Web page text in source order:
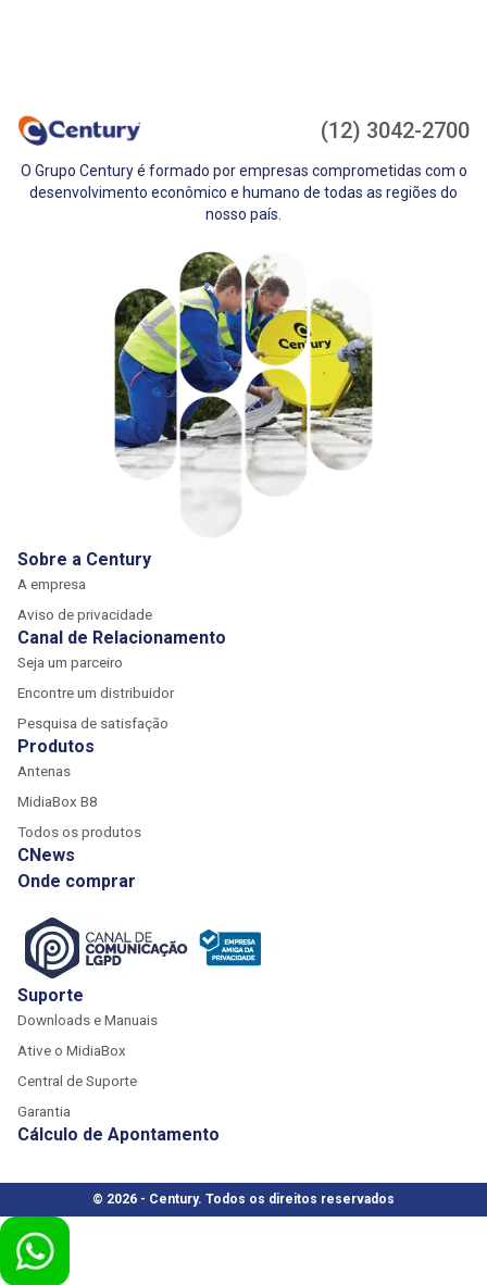
(12) 3042-2700
O Grupo Century é formado por empresas comprometidas com o
desenvolvimento econômico e humano de todas as regiões do
nosso país.
Sobre a Century
A empresa
Aviso de privacidade
Canal de Relacionamento
Seja um parceiro
Encontre um distribuidor
Pesquisa de satisfação
Produtos
Antenas
MidiaBox B8
Todos os produtos
CNews
Onde comprar
Suporte
Downloads e Manuais
Ative o MidiaBox
Central de Suporte
Garantia
Cálculo de Apontamento
© 2026 - Century. Todos os direitos reservados